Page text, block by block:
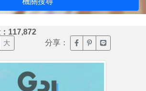
117,872
大 分享： 臉書分享(另開新視窗)
噗浪分享(另開新
Line分享(另